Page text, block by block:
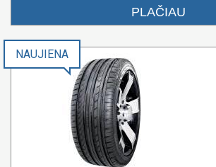
PLAČIAU
NAUJIENA